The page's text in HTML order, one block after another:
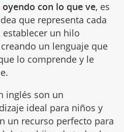
con lo que ve, es
que representa cada
establecer un hilo
un lenguaje que
lo comprende y le
inglés son un
ideal para niños y
un recurso perfecto para